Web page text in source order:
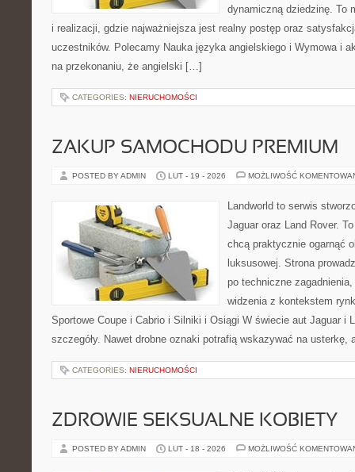
dynamiczną dziedzinę. To
i realizacji, gdzie najważniejsza jest realny postęp oraz
uczestników. Polecamy Nauka języka angielskiego i Wymowa i
na przekonaniu, że angielski […]
CATEGORIES: NIERUCHOMOŚCI
ZAKUP SAMOCHODU PREMIUM
POSTED BY ADMIN LUT - 19 - 2026 MOŻLIWOŚĆ
Landworld to serwis
Jaguar oraz Land Rover.
chcą praktycznie ogarnąć
luksusowej. Strona
po techniczne
widzenia z kontekstem
Sportowe Coupe i Cabrio i Silniki i Osiągi W świecie aut Jaguar i
szczegóły. Nawet drobne oznaki potrafią wskazywać na
CATEGORIES: NIERUCHOMOŚCI
ZDROWIE SEKSUALNE KOBIETY
POSTED BY ADMIN LUT - 18 - 2026 MOŻLIWOŚĆ